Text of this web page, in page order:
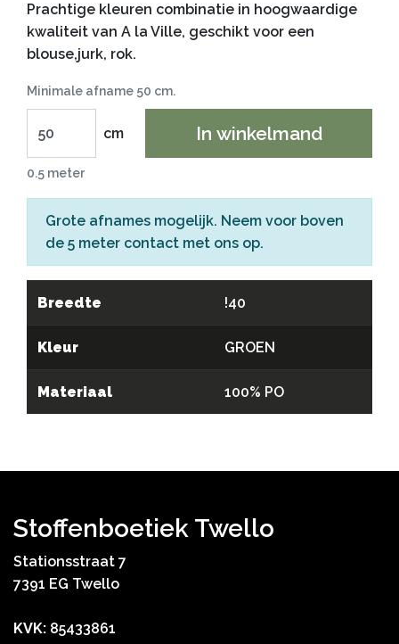
Prachtige kleuren combinatie in hoogwaardige
kwaliteit van A la Ville, geschikt voor een
blouse,jurk, rok.
Minimale afname 50 cm.
cm In winkelmand
0.5 meter
Grote afnames mogelijk. Neem voor boven
de 5 meter contact met ons op.
Breedte !40
Kleur GROEN
Materiaal 100% PO
Stoffenboetiek Twello
Stationsstraat 7
7391 EG Twello
KVK: 85433861